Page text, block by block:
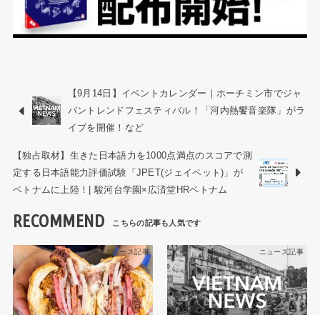
【9月14日】イベントカレンダー｜ホーチミン市でジャ
パントレンドフェスティバル！「河内熱饗音楽隊」がラ
イブを開催！など
【独占取材】生きた日本語力を1000点満点のスコアで測
定する日本語能力評価試験「JPET(ジェイペット)」が
ベトナムに上陸！| 駿河台学園×広済堂HRベトナム
RECOMMEND
ニュース記事 ニュース記事